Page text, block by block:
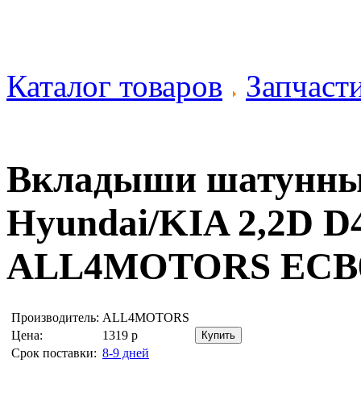
Каталог товаров
Вкладыши
Hyundai/KIA 2,2D
ALL4MOTORS
Производитель: ALL4MOTORS
Цена:
1319 р
Срок поставки: 8-9 дней